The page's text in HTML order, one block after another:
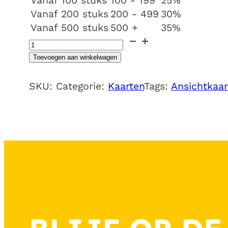
Vanaf 200 stuks 200 - 499 30%
Vanaf 500 stuks 500 +
35%
Ansichtkaart
retro
b5
aantal
Toevoegen aan winkelwagen
SKU: Categorie: KaartenTags: